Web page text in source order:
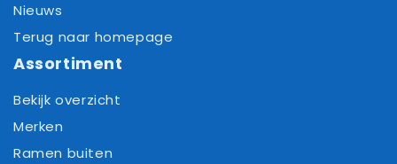
Nieuws
Terug naar homepage
Assortiment
Bekijk overzicht
Merken
Ramen buiten